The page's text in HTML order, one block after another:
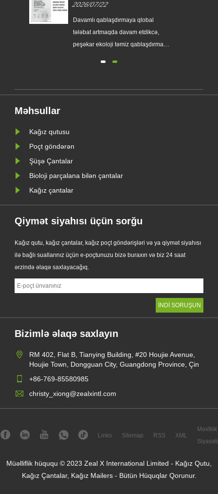
əvəz etməsinə kömək etmək
üçün xüsusi Glassine kağız
çantalar buraxır
2026/07/22
Davamlı qablaşdırmaya qlobal
tələbat artmaqda davam etdikcə,
peşəkar ekoloji təmiz qablaşdırma
təqdim etdi. Ənənəvi plastik
Məhsullar
Kağız qutusu
Poçt göndərən
Şüşə Çantalar
Bioloji parçalana bilən çantalar
Kağız çantalar
Qiymət siyahısı üçün sorğu
Kağız qutu, kağız çantalar, kağız poçt göndərişləri və ya qiymət siyahısı
ilə bağlı suallarınız üçün e-poçtunuzu bizə buraxın və biz 24 saat
ərzində əlaqə saxlayacağıq.
Bizimlə əlaqə saxlayın
RM 402, Flat B, Tianying Building, #20 Houjie Avenue,
Houjie Town, Dongguan City, Guangdong Province, Çin
+86-769-85580985
christy_xiong@zealxintl.com
Links Sitemap RSS XML
Məxfilik
Siyasəti
Müəlliflik hüququ © 2023 Zeal X International Limited - Kağız Qutu,
Kağız Çantalar, Kağız Mailers - Bütün Hüquqlar Qorunur.